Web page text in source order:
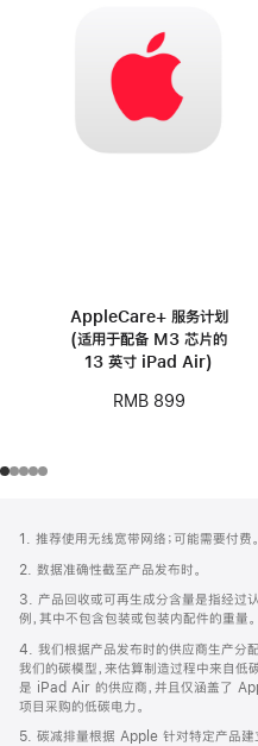
AppleCare+ 服务计划
(适用于配备 M3 芯片的
13 英寸 iPad Air)
RMB 899
页
页
脚
注
1. 推荐使用无线宽带网络；可能需要付费。
2. 数据准确性截至产品发布时。
3. 产品回收或可再生成分含量是指经过
例，其中不包含包装或包装内配件的重量。
4. 我们根据产品发布时的供应商生产分
我们的碳模型，来估算制造过程中来自低
是 iPad Air 的供应商，并且仅涵盖了
项目采购的低碳电力。
5. 碳减排量根据 Apple 针对特定产品建